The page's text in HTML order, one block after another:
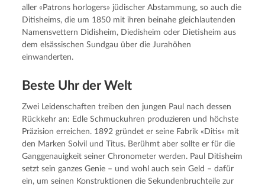
aller «Patrons horlogers» jüdischer Abstammung, so auch die
Ditisheims, die um 1850 mit ihren beinahe gleichlautenden
Namensvettern Didisheim, Diedisheim oder Dietisheim aus
dem elsässischen Sundgau über die Jurahöhen
einwanderten.
Beste Uhr der Welt
Zwei Leidenschaften treiben den jungen Paul nach dessen
Rückkehr an: Edle Schmuckuhren produzieren und höchste
Präzision erreichen. 1892 gründet er seine Fabrik «Ditis» mit
den Marken Solvil und Titus. Berühmt aber sollte er für die
Ganggenauigkeit seiner Chronometer werden. Paul Ditisheim
setzt sein ganzes Genie – und wohl auch sein Geld – dafür
ein, um seinen Konstruktionen die Sekundenbruchteile zur